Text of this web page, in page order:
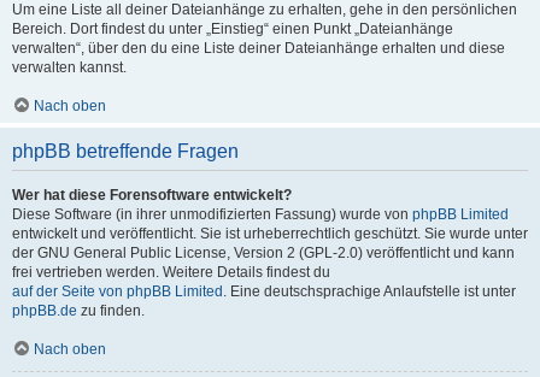
Um eine Liste all deiner Dateianhänge zu erhalten, gehe in den persönlichen
Bereich. Dort findest du unter „Einstieg“ einen Punkt „Dateianhänge
verwalten“, über den du eine Liste deiner Dateianhänge erhalten und diese
verwalten kannst.
Nach oben
phpBB betreffende Fragen
Wer hat diese Forensoftware entwickelt?
Diese Software (in ihrer unmodifizierten Fassung) wurde von phpBB Limited
entwickelt und veröffentlicht. Sie ist urheberrechtlich geschützt. Sie wurde unter
der GNU General Public License, Version 2 (GPL-2.0) veröffentlicht und kann
frei vertrieben werden. Weitere Details findest du
auf der Seite von phpBB Limited . Eine deutschsprachige Anlaufstelle ist unter
phpBB.de zu finden.
Nach oben